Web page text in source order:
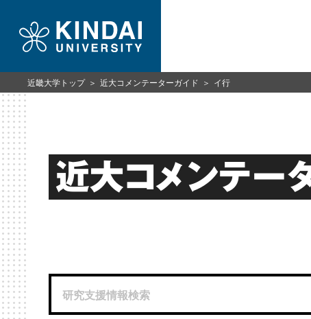
近大コメンテー
近畿大学トップ 近大コメンテーターガイド イ行